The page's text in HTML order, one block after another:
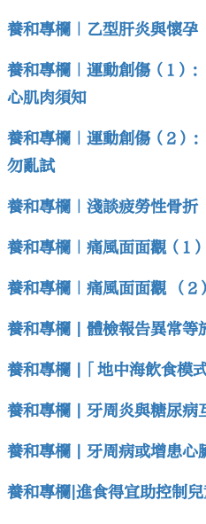
養和專欄｜乙型肝炎與懷孕
養和專欄｜運動創傷（1）
心肌肉須知
養和專欄｜運動創傷（2）
勿亂試
養和專欄｜淺談疲勞性骨折
養和專欄｜痛風面面觀（1）
養和專欄｜痛風面面觀 （2）
養和專欄 | 體檢報告異常等
養和專欄 |「地中海飲食模
養和專欄 | 牙周炎與糖尿病
養和專欄 | 牙周病或增患心
養和專欄|進食得宜助控制